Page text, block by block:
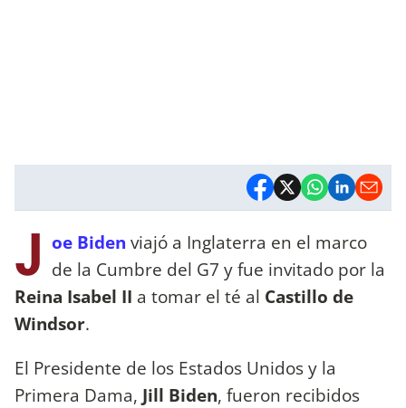
J oe Biden viajó a Inglaterra en el marco
de la Cumbre del G7 y fue invitado por la
Reina Isabel II a tomar el té al Castillo de
Windsor.
El Presidente de los Estados Unidos y la
Primera Dama, Jill Biden, fueron recibidos